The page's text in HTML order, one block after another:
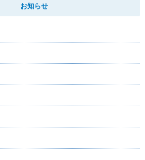
お知らせ